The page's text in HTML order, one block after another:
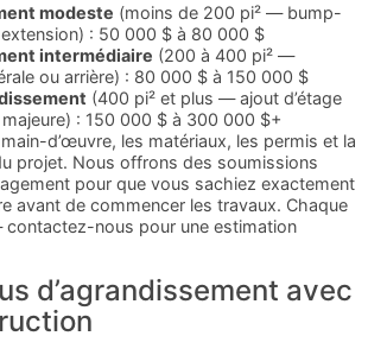
modeste (moins de 200 pi² — bump-
: 50 000 $ à 80 000 $
intermédiaire (200 à 400 pi² —
ou arrière) : 80 000 $ à 150 000 $
(400 pi² et plus — ajout d’étage
: 150 000 $ à 300 000 $+
d’œuvre, les matériaux, les permis et la
projet. Nous offrons des soumissions
pour que vous sachiez exactement
avant de commencer les travaux. Chaque
nous pour une estimation
d’agrandissement avec